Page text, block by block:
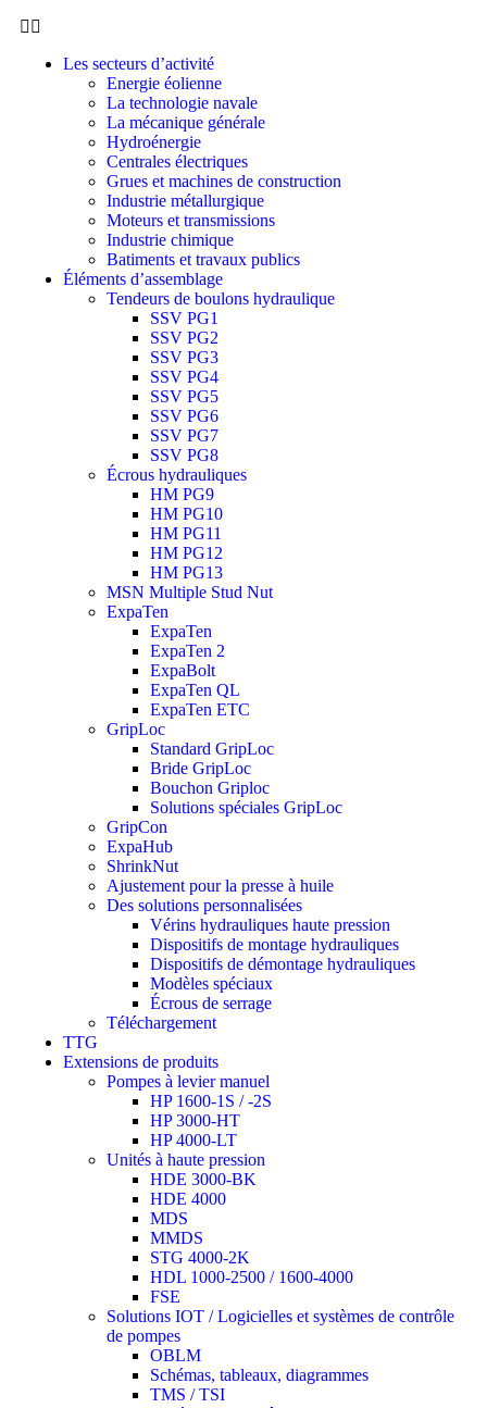
Les secteurs d’activité
Energie éolienne
La technologie navale
La mécanique générale
Hydroénergie
Centrales électriques
Grues et machines de construction
Industrie métallurgique
Moteurs et transmissions
Industrie chimique
Batiments et travaux publics
Éléments d’assemblage
Tendeurs de boulons hydraulique
SSV PG1
SSV PG2
SSV PG3
SSV PG4
SSV PG5
SSV PG6
SSV PG7
SSV PG8
Écrous hydrauliques
HM PG9
HM PG10
HM PG11
HM PG12
HM PG13
MSN Multiple Stud Nut
ExpaTen
ExpaTen
ExpaTen 2
ExpaBolt
ExpaTen QL
ExpaTen ETC
GripLoc
Standard GripLoc
Bride GripLoc
Bouchon Griploc
Solutions spéciales GripLoc
GripCon
ExpaHub
ShrinkNut
Ajustement pour la presse à huile
Des solutions personnalisées
Vérins hydrauliques haute pression
Dispositifs de montage hydrauliques
Dispositifs de démontage hydrauliques
Modèles spéciaux
Écrous de serrage
Téléchargement
TTG
Extensions de produits
Pompes à levier manuel
HP 1600-1S / -2S
HP 3000-HT
HP 4000-LT
Unités à haute pression
HDE 3000-BK
HDE 4000
MDS
MMDS
STG 4000-2K
HDL 1000-2500 / 1600-4000
FSE
Solutions IOT / Logicielles et systèmes de contrôle
de pompes
OBLM
Schémas, tableaux, diagrammes
TMS / TSI